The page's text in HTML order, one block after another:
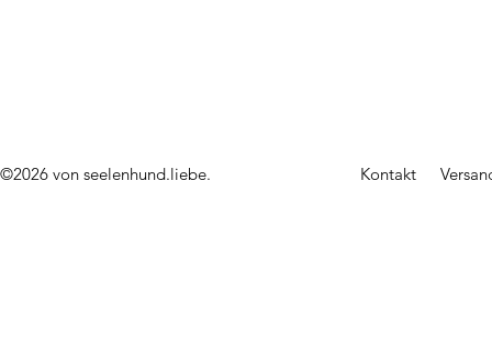
©2026 von seelenhund.liebe. Kontakt